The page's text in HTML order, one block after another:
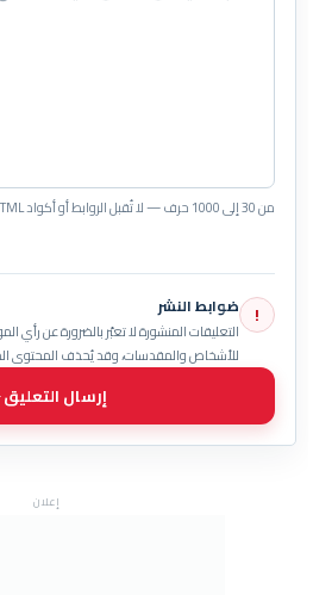
من 30 إلى 1000 حرف — لا تُقبل الروابط أو أكواد HTML.
! ضوابط النشر
التعليقات المنشورة لا تعبّر بالضرورة عن رأي
للأشخاص والمقدسات، وقد يُحذف المحتوى
إرسال التعليق
إعلان